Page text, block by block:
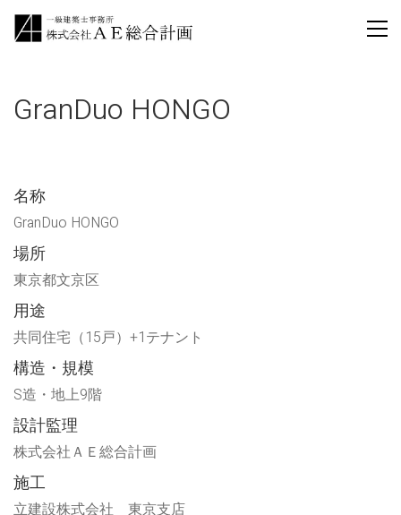
GranDuo HONGO
名称
GranDuo HONGO
場所
東京都文京区
用途
共同住宅（15戸）+1テナント
構造・規模
S造・地上9階
設計監理
株式会社ＡＥ総合計画
施工
立建設株式会社 東京支店